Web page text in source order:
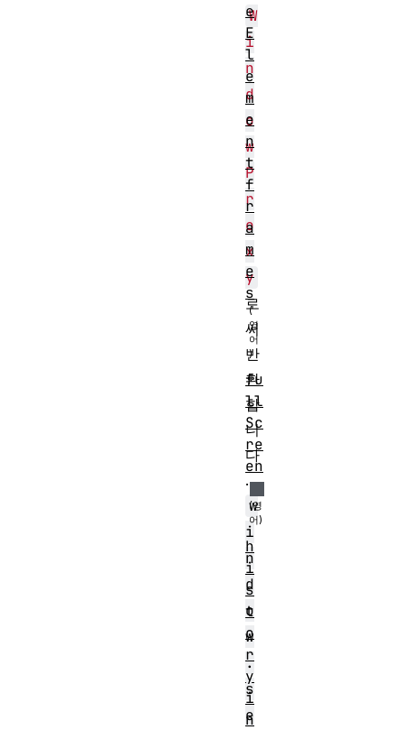
W
i
n
d
o
w
P
r
o
x
y
로
써
반
환
합
니
다
.
w
i
n
d
o
w
.
s
e
e
E
l
e
m
e
n
t
f
r
a
m
e
s
fu
ll
Sc
re
en
h
i
s
t
o
r
y
i
n